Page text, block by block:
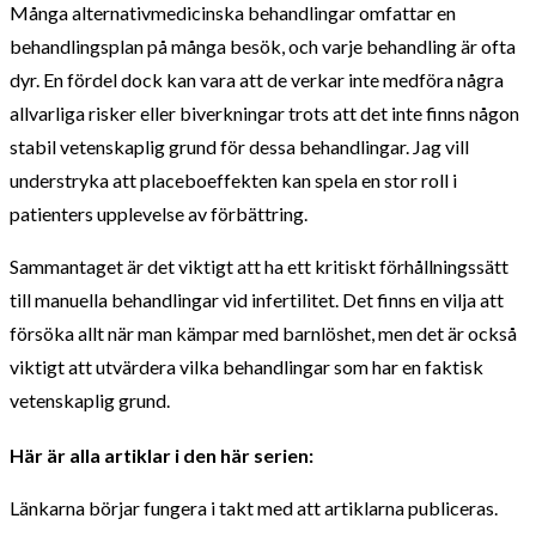
Många alternativmedicinska behandlingar omfattar en
behandlingsplan på många besök, och varje behandling är ofta
dyr. En fördel dock kan vara att de verkar inte medföra några
allvarliga risker eller biverkningar trots att det inte finns någon
stabil vetenskaplig grund för dessa behandlingar. Jag vill
understryka att placeboeffekten kan spela en stor roll i
patienters upplevelse av förbättring.
Sammantaget är det viktigt att ha ett kritiskt förhållningssätt
till manuella behandlingar vid infertilitet. Det finns en vilja att
försöka allt när man kämpar med barnlöshet, men det är också
viktigt att utvärdera vilka behandlingar som har en faktisk
vetenskaplig grund.
Här är alla artiklar i den här serien:
Länkarna börjar fungera i takt med att artiklarna publiceras.